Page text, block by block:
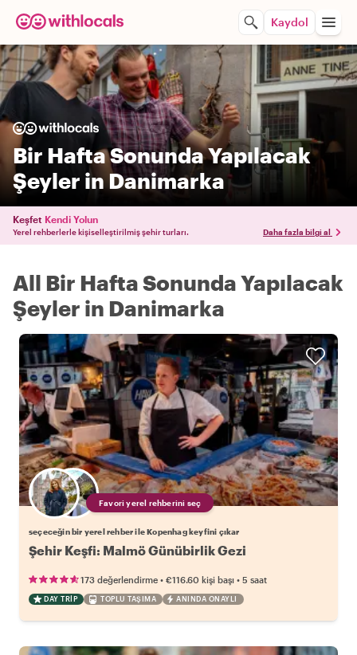
Kaydol
Bir Hafta Sonunda Yapılacak
Şeyler in Danimarka
Keşfet Kendi Yolun
Yerel rehberlerle kişiselleştirilmiş şehir turları. Daha fazla bilgi al
All Bir Hafta Sonunda Yapılacak
Şeyler in Danimarka
Favori yerel rehberini seç
seçeceğin bir yerel rehber ile Kopenhag keyfini çıkar
Şehir Keşfi: Malmö Günübirlik Gezi
173 değerlendirme • €116.60 kişi başı • 5 saat
DAY TRIP TOPLU TAŞIMA ANINDA ONAYLI